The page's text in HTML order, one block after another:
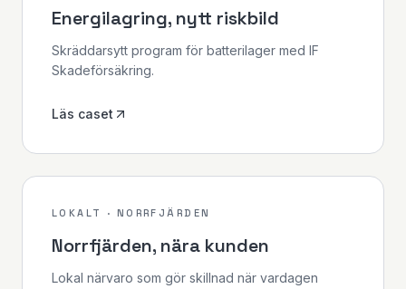
Energilagring, nytt riskbild
Skräddarsytt program för batterilager med IF
Skadeförsäkring.
Läs caset
LOKALT · NORRFJÄRDEN
Norrfjärden, nära kunden
Lokal närvaro som gör skillnad när vardagen